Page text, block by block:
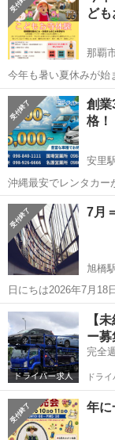
ど
那覇
今年も暑い夏休みが始まりましたー 琉球識
特別企画として 【こどもお
で知らないお寺の事
画 お坊...
沖縄 那覇市
創業
格！
安里
沖縄最安でレンタカーが借りら
会社ダイドーリースで
ができました！ そこ
ン！！ 県内最安...
沖縄 那覇市
7月
旭橋
日にちは2026年7月
階研修室3です。 今年
るいろんな情報に出会
してお...
沖縄 那覇市
【
ー募
完全
ドラ
年に